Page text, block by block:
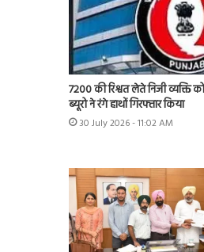
7200 की रिश्वत लेते निजी व्यक्ति
ब्यूरो ने रंगे हाथों गिरफ्तार किया
30 July 2026 - 11:02 AM